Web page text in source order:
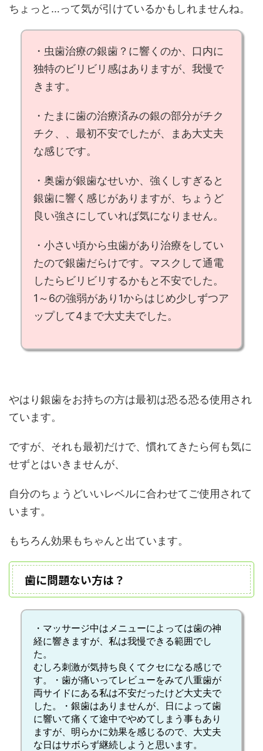
ちょっと…って気が引けているかもしれませんね。
・虫歯治療の銀歯？に響くのか、 口内に
独特のビリビリ感はありますが、 我慢で
きます。
・たまに歯の治療済みの銀の部分がチク
チク 、、最初不安でしたが、
まあ大丈夫
な感じです。
・ 奥歯が銀歯なせいか、強くしすぎると
銀歯に響く感じがありますが、 ちょうど
良い強さにしていれば気になりません。
・小さい頃から虫歯があり治療をしてい
たので銀歯だらけです。マスクして通電
したらビリビリするかもと不安でした。
1～6の強弱があり 1からはじめ少しずつア
ップして4まで大丈夫でした。
やはり銀歯をお持ちの方は最初は恐る恐る使用され
ています。
ですが、それも最初だけで、慣れてきたら何も気に
せずとはいきませんが、
自分のちょうどいいレベルに合わせてご使用されて
います。
もちろん効果もちゃんと出ています。
歯に問題ない方は？
・マッサージ中は メニューによっては歯の神
経に響き ますが、私は我慢できる範囲でし
た。
むしろ刺激が気持ち良くてクセになる感じで
す。・歯が痛いってレビューをみて 八重歯が
両サイドにある私は不安だったけど大丈夫で
した 。・銀歯はありませんが、 日によって歯
に響いて痛く て途中でやめてしまう事もあり
ますが、 明らかに効果を感じるので、大丈夫
な日はサボらず継続しようと思います。